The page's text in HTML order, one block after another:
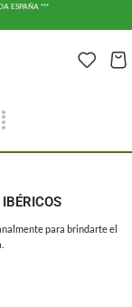
ESPAÑA ***
para brindarte el